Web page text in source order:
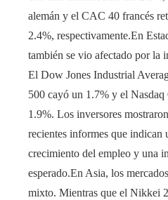
alemán y el CAC 40 francés
2.4%, respectivamente.En
también se vio afectado por la
El Dow Jones Industrial
500 cayó un 1.7% y el
1.9%. Los inversores
recientes informes que indican
crecimiento del empleo y una
esperado.En Asia, los
mixto. Mientras que el Nikkei